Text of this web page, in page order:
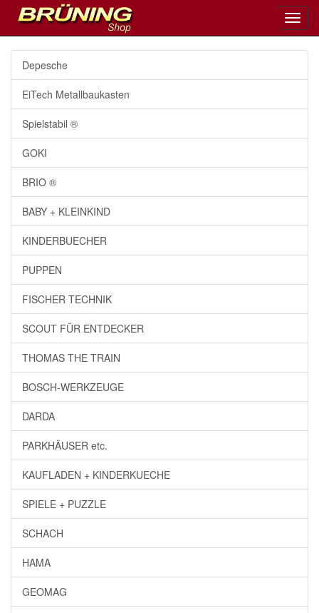
Depesche
EiTech Metallbaukasten
Spielstabil ®
GOKI
BRIO ®
BABY + KLEINKIND
KINDERBUECHER
PUPPEN
FISCHER TECHNIK
SCOUT FÜR ENTDECKER
THOMAS THE TRAIN
BOSCH-WERKZEUGE
DARDA
PARKHÄUSER etc.
KAUFLADEN + KINDERKUECHE
SPIELE + PUZZLE
SCHACH
HAMA
GEOMAG